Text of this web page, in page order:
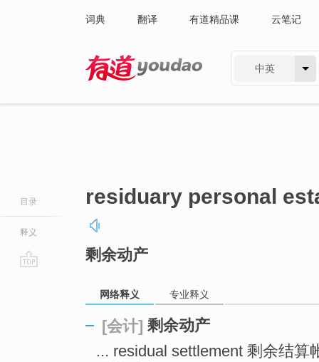
词典 翻译 有道精品课 云笔记
中英
目录
释义
residuary personal
剩余动产
网络释义 专业释义
[会计] 剩余动产
... residual settlement 剩余结算